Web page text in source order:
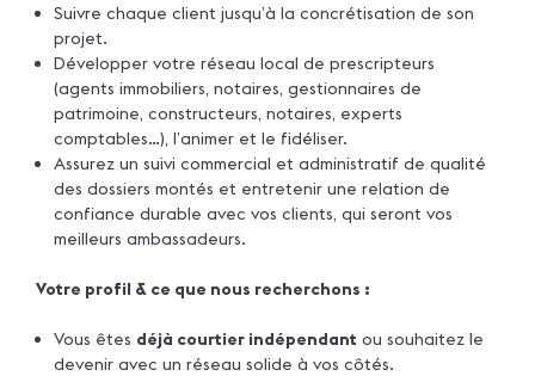
Suivre chaque client jusqu’à la concrétisation de son
projet.
Développer votre réseau local de prescripteurs
(agents immobiliers, notaires, gestionnaires de
patrimoine, constructeurs, notaires, experts
comptables…), l’animer et le fidéliser.
Assurez un suivi commercial et administratif de qualité
des dossiers montés et entretenir une relation de
confiance durable avec vos clients, qui seront vos
meilleurs ambassadeurs.
Votre profil & ce que nous recherchons :
Vous êtes déjà courtier indépendant ou souhaitez le
devenir avec un réseau solide à vos côtés.